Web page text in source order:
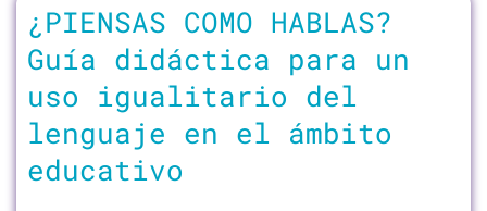
¿PIENSAS COMO HABLAS?
Guía didáctica para un
uso igualitario del
lenguaje en el ámbito
educativo